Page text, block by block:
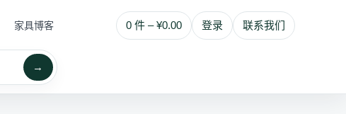
0 件 – ¥0.00 登录 联系我们
家具博客
→